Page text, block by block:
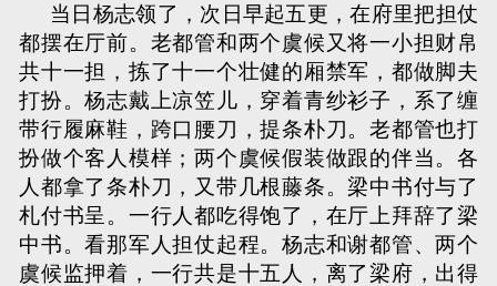
当日杨志领了，次日早起五更，在府里把担仗
都摆在厅前。老都管和两个虞候又将一小担财帛
共十一担，拣了十一个壮健的厢禁军，都做脚夫
打扮。杨志戴上凉笠儿，穿着青纱衫子，系了缠
带行履麻鞋，跨口腰刀，提条朴刀。老都管也打
扮做个客人模样；两个虞候假装做跟的伴当。各
人都拿了条朴刀，又带几根藤条。梁中书付与了
札付书呈。一行人都吃得饱了，在厅上拜辞了梁
中书。看那军人担仗起程。杨志和谢都管、两个
虞候监押着，一行共是十五人，离了梁府，出得